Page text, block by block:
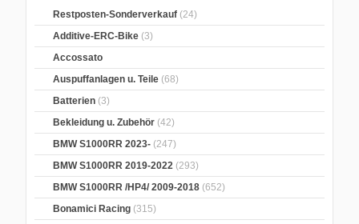
Restposten-Sonderverkauf (24)
Additive-ERC-Bike (3)
Accossato
Auspuffanlagen u. Teile (68)
Batterien (3)
Bekleidung u. Zubehör (42)
BMW S1000RR 2023- (247)
BMW S1000RR 2019-2022 (293)
BMW S1000RR /HP4/ 2009-2018 (652)
Bonamici Racing (315)